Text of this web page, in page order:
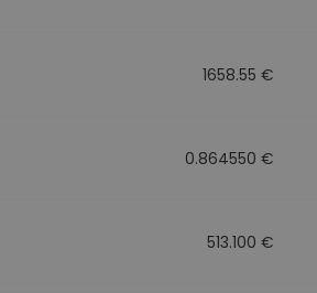
1658.55 €
0.864550 €
513.100 €